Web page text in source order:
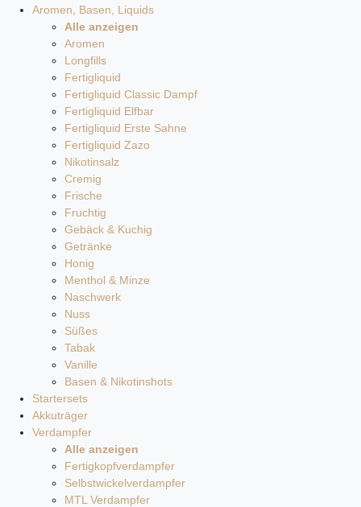
Aromen, Basen, Liquids
Alle anzeigen
Aromen
Longfills
Fertigliquid
Fertigliquid Classic Dampf
Fertigliquid Elfbar
Fertigliquid Erste Sahne
Fertigliquid Zazo
Nikotinsalz
Cremig
Frische
Fruchtig
Gebäck & Kuchig
Getränke
Honig
Menthol & Minze
Naschwerk
Nuss
Süßes
Tabak
Vanille
Basen & Nikotinshots
Startersets
Akkuträger
Verdampfer
Alle anzeigen
Fertigkopfverdampfer
Selbstwickelverdampfer
MTL Verdampfer